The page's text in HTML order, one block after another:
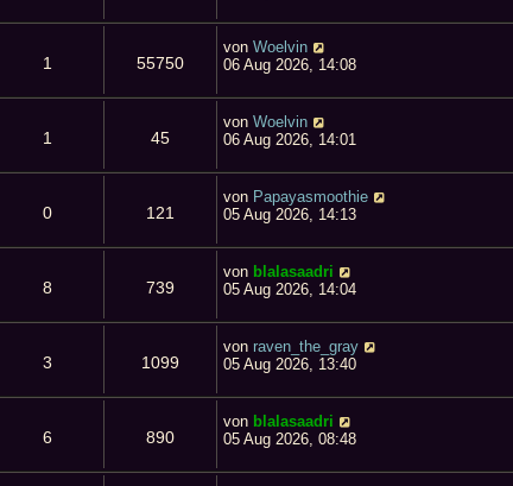
1 55750
von Woelvin
06 Aug 2026, 14:08
1 45
von Woelvin
06 Aug 2026, 14:01
0 121
von Papayasmoothie
05 Aug 2026, 14:13
8 739
von blalasaadri
05 Aug 2026, 14:04
3 1099
von raven_the_gray
05 Aug 2026, 13:40
6 890
von blalasaadri
05 Aug 2026, 08:48